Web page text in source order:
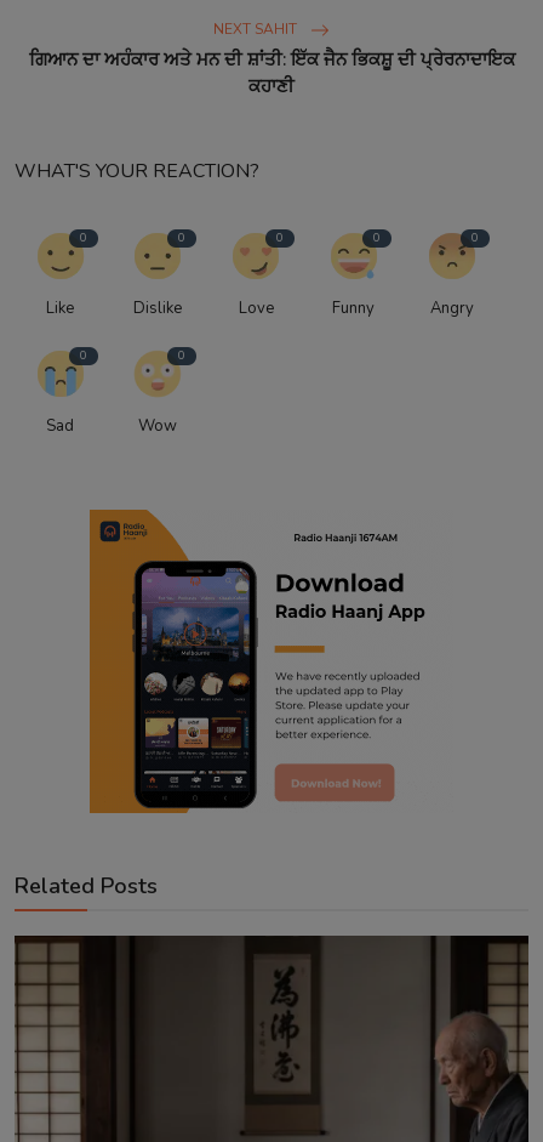
NEXT SAHIT
ਗਿਆਨ ਦਾ ਅਹੰਕਾਰ ਅਤੇ ਮਨ ਦੀ ਸ਼ਾਂਤੀ: ਇੱਕ ਜੈਨ ਭਿਕਸ਼ੂ ਦੀ ਪ੍ਰੇਰਨਾਦਾਇਕ
ਕਹਾਣੀ
WHAT'S YOUR REACTION?
0
Like
0
Dislike
0
Love
0
Funny
0
Angry
0
Sad
0
Wow
Related Posts